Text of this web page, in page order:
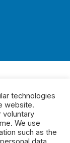
technologies
website.
voluntary
We use
such as the